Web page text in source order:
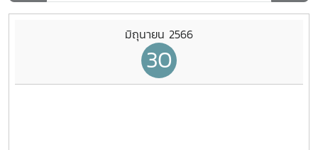
มิถุนายน 2566
30